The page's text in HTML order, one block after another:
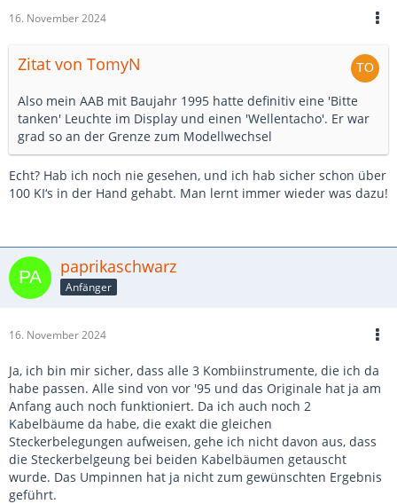
16. November 2024
Zitat von TomyN
Also mein AAB mit Baujahr 1995 hatte definitiv eine 'Bitte
tanken' Leuchte im Display und einen 'Wellentacho'. Er war
grad so an der Grenze zum Modellwechsel
Echt? Hab ich noch nie gesehen, und ich hab sicher schon über
100 KI‘s in der Hand gehabt. Man lernt immer wieder was dazu!
paprikaschwarz
Anfänger
16. November 2024
Ja, ich bin mir sicher, dass alle 3 Kombiinstrumente, die ich da
habe passen. Alle sind von vor '95 und das Originale hat ja am
Anfang auch noch funktioniert. Da ich auch noch 2
Kabelbäume da habe, die exakt die gleichen
Steckerbelegungen aufweisen, gehe ich nicht davon aus, dass
die Steckerbelgeung bei beiden Kabelbäumen getauscht
wurde. Das Umpinnen hat ja nicht zum gewünschten Ergebnis
geführt.